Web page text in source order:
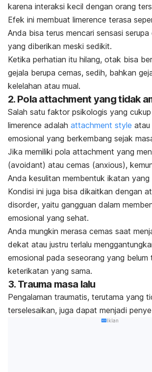
karena interaksi kecil dengan orang
Efek ini membuat limerence terasa
Anda bisa terus mencari sensasi serupa
yang diberikan meski sedikit.
Ketika perhatian itu hilang, otak bisa
gejala berupa cemas, sedih, bahkan
kelelahan atau mual.
2. Pola attachment yang tidak
Salah satu faktor psikologis yang
limerence adalah attachment style
emosional yang berkembang sejak
Jika memiliki pola attachment yang
(avoidant) atau cemas (anxious),
Anda kesulitan membentuk ikatan yang
Kondisi ini juga bisa dikaitkan dengan
disorder, yaitu gangguan dalam
emosional yang sehat.
Anda mungkin merasa cemas saat
dekat atau justru terlalu
emosional pada seseorang yang belum
keterikatan yang sama.
3. Trauma masa lalu
Pengalaman traumatis, terutama yang
terselesaikan, juga dapat menjadi
Iklan